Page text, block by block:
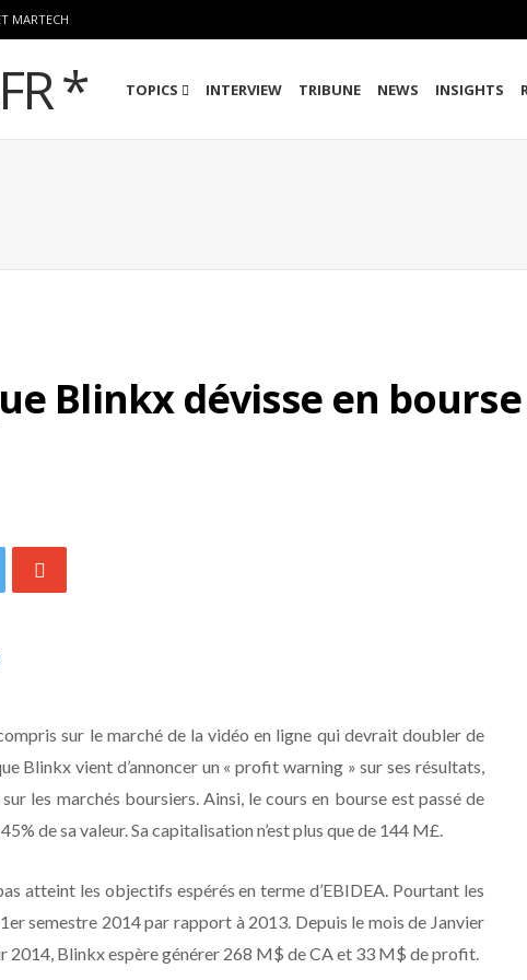
MARTECH
TOPICS INTERVIEW TRIBUNE NEWS INSIGHTS
Blinkx dévisse en
sur le marché de la vidéo en ligne qui devrait doubler de
Blinkx vient d’annoncer un « profit warning » sur ses résultats,
les marchés boursiers. Ainsi, le cours en bourse est passé de
de sa valeur. Sa capitalisation n’est plus que de 144 M£.
atteint les objectifs espérés en terme d’EBIDEA. Pourtant les
semestre 2014 par rapport à 2013. Depuis le mois de Janvier
2014, Blinkx espère générer 268 M$ de CA et 33 M$ de profit.